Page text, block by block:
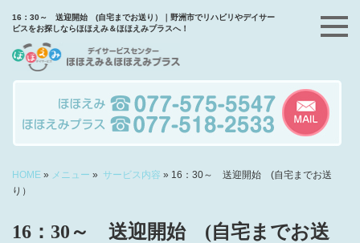
16：30～ 送迎開始 (自宅までお送り）｜野洲市でリハビリやデイサー
ビスをお探しならほほえみ＆ほほえみプラスへ！
HOME » メニュー » サービス内容 » 16：30～ 送迎開始 (自宅までお送
り）
16：30～ 送迎開始 (自宅までお送